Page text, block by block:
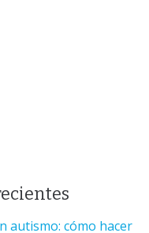
autismo: cómo hacer